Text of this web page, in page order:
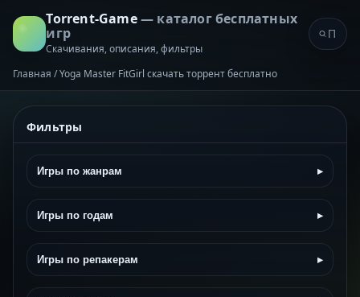
Torrent-Game— каталог бесплатных
игр
Скачивания, описания, фильтры
Главная /Yoga Master FitGirl скачать торрент бесплатно
Фильтры
Игры по жанрам ▸
Игры по годам ▸
Игры по репакерам ▸